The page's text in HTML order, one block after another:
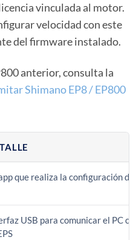
vinculada al motor.
velocidad con este
del firmware instalado.
anterior, consulta la
Shimano EP8 / EP800
que realiza la configuración
USB para comunicar el PC